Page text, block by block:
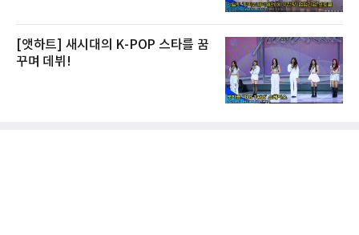
[앳하트] 새시대의 K-POP 스타를 꿈
꾸며 데뷔!